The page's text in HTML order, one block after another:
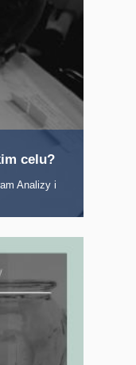
celu?
Analizy i